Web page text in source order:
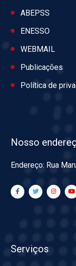
ABEPSS
ENESSO
WEBMAIL
Publicações
Política de
Nosso
Endereço: Rua
Serviços